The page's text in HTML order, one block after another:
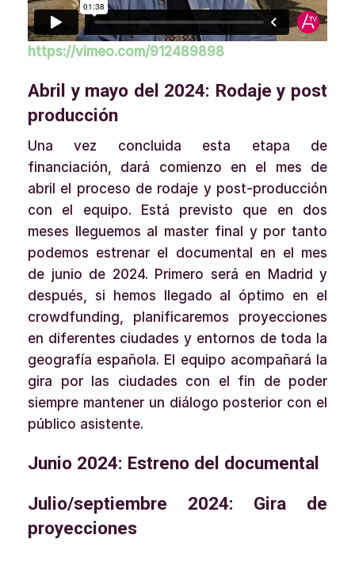
https://vimeo.com/912489898
Abril y mayo del 2024: Rodaje y post
producción
Una vez concluida esta etapa de
financiación, dará comienzo en el mes de
abril el proceso de rodaje y post-producción
con el equipo. Está previsto que en dos
meses lleguemos al master final y por tanto
podemos estrenar el documental en el mes
de junio de 2024. Primero será en Madrid y
después, si hemos llegado al óptimo en el
crowdfunding, planificaremos proyecciones
en diferentes ciudades y entornos de toda la
geografía española. El equipo acompañará la
gira por las ciudades con el fin de poder
siempre mantener un diálogo posterior con el
público asistente.
Junio 2024: Estreno del documental
Julio/septiembre 2024: Gira de
proyecciones